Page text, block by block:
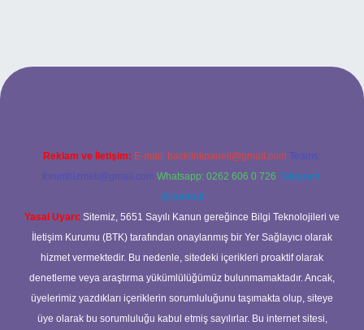
Reklam ve İletişim: E-mail: backlinkpaneli@gmail.com Teams:
forumhizmeti@gmail.com Whatsapp: 0262 606 0 726 Telegram:
@karabul
Yasal Uyarı: Sitemiz, 5651 Sayılı Kanun gereğince Bilgi Teknolojileri ve
İletişim Kurumu (BTK) tarafından onaylanmış bir Yer Sağlayıcı olarak
hizmet vermektedir. Bu nedenle, sitedeki içerikleri proaktif olarak
denetleme veya araştırma yükümlülüğümüz bulunmamaktadır. Ancak,
üyelerimiz yazdıkları içeriklerin sorumluluğunu taşımakta olup, siteye
üye olarak bu sorumluluğu kabul etmiş sayılırlar. Bu internet sitesi,